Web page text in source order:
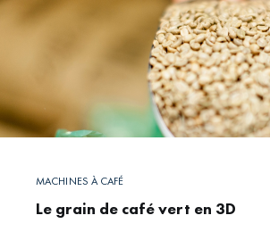
MACHINES À CAFÉ
Le grain de café vert en 3D